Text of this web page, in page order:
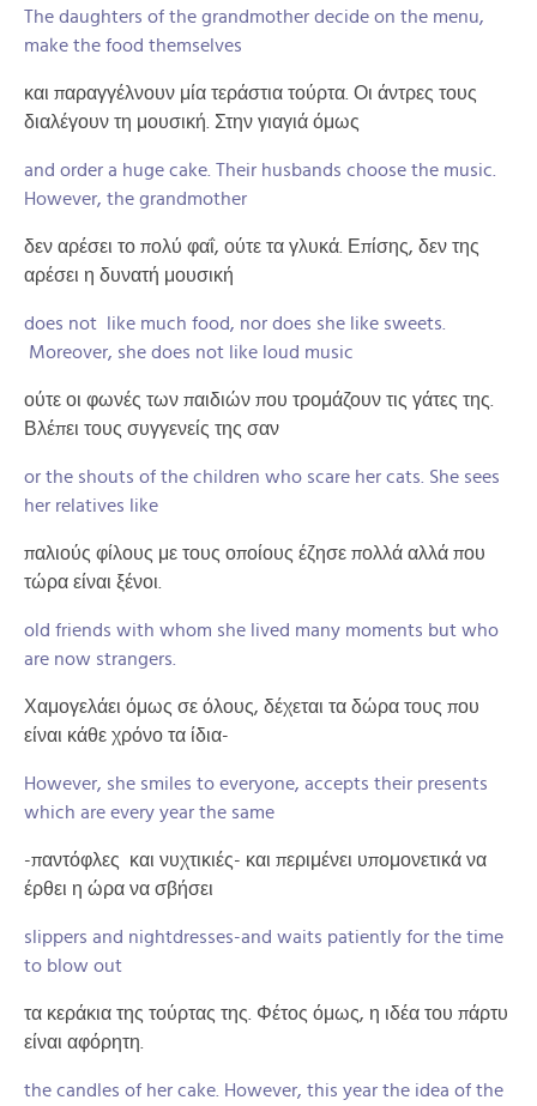
The daughters of the grandmother decide on the menu,
make the food themselves
και παραγγέλνουν μία τεράστια τούρτα. Οι άντρες τους
διαλέγουν τη μουσική. Στην γιαγιά όμως
and order a huge cake. Their husbands choose the music.
However, the grandmother
δεν αρέσει το πολύ φαΐ, ούτε τα γλυκά. Επίσης, δεν της
αρέσει η δυνατή μουσική
does not like much food, nor does she like sweets.
Moreover, she does not like loud music
ούτε οι φωνές των παιδιών που τρομάζουν τις γάτες της.
Βλέπει τους συγγενείς της σαν
or the shouts of the children who scare her cats. She sees
her relatives like
παλιούς φίλους με τους οποίους έζησε πολλά αλλά που
τώρα είναι ξένοι.
old friends with whom she lived many moments but who
are now strangers.
Χαμογελάει όμως σε όλους, δέχεται τα δώρα τους που
είναι κάθε χρόνο τα ίδια-
However, she smiles to everyone, accepts their presents
which are every year the same
-παντόφλες και νυχτικιές- και περιμένει υπομονετικά να
έρθει η ώρα να σβήσει
slippers and nightdresses-and waits patiently for the time
to blow out
τα κεράκια της τούρτας της. Φέτος όμως, η ιδέα του πάρτυ
είναι αφόρητη.
the candles of her cake. However, this year the idea of the